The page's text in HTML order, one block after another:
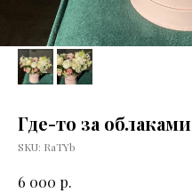
Где-то за облаками
SKU: RaTYb
6 000 р.